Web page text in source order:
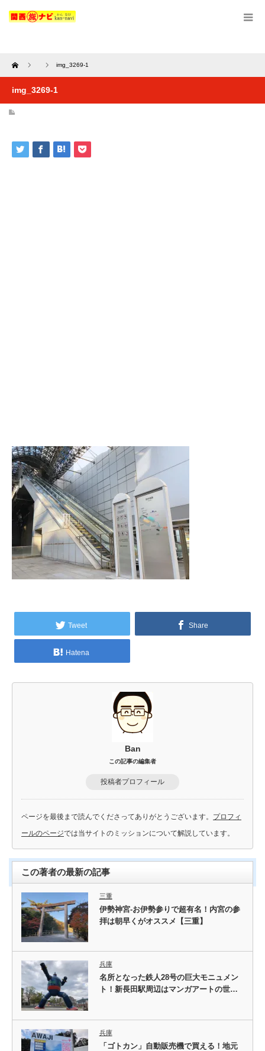
Home img_3269-1
img_3269-1
Tweet Share
Hatena
Ban
この記事の編集者
投稿者プロフィール
ページを最後まで読んでくださってありがとうございます。 プロフィ
ールのページでは当サイトのミッションについて解説しています。
この著者の最新の記事
三重
伊勢神宮-お伊勢参りで超有名！内宮の参
拝は朝早くがオススメ【三重】
兵庫
名所となった鉄人28号の巨大モニュメン
ト！新長田駅周辺はマンガアートの世…
兵庫
「ゴトカン」自動販売機で買える！地元